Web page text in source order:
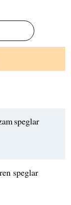
speglar
speglar